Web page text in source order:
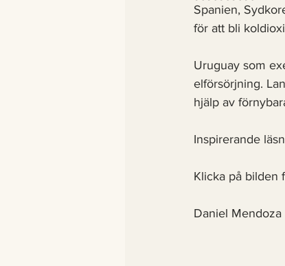
Spanien,
för att bli
Uruguay som
elförsörjning.
hjälp av
Inspirerande
Klicka på bilden
Daniel Mendoza